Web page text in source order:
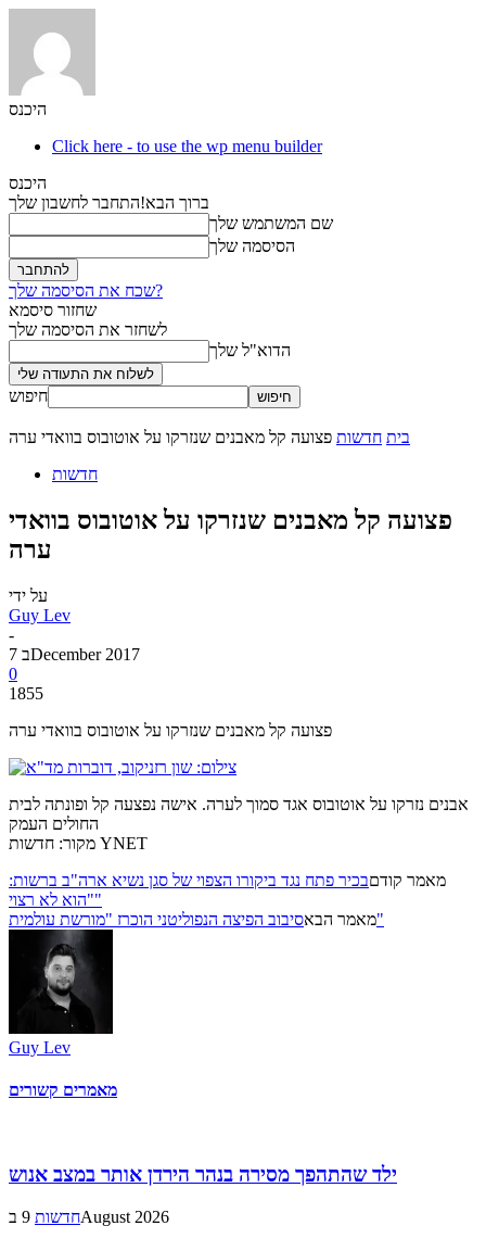
היכנס
Click here - to use the wp menu builder
היכנס
ברוך הבא!התחבר לחשבון שלך
שם המשתמש שלך
הסיסמה שלך
שכח את הסיסמה שלך?
שחזור סיסמא
לשחזר את הסיסמה שלך
הדוא"ל שלך
חיפוש
בית חדשות פצועה קל מאבנים שנזרקו על אוטובוס בוואדי ערה
חדשות
פצועה קל מאבנים שנזרקו על אוטובוס בוואדי
ערה
על ידי
Guy Lev
-
7 בDecember 2017
0
1855
פצועה קל מאבנים שנזרקו על אוטובוס בוואדי ערה
אבנים נזרקו על אוטובוס אגד סמוך לערה. אישה נפצעה קל ופונתה לבית
החולים העמק
מקור: חדשות YNET
מאמר קודםבכיר פתח נגד ביקורו הצפוי של סגן נשיא ארה"ב ברשות:
"הוא לא רצוי"
מאמר הבאסיבוב הפיצה הנפוליטני הוכרז "מורשת עולמית"
Guy Lev
מאמרים קשורים
ילד שהתהפך מסירה בנהר הירדן אותר במצב אנוש
חדשות9 בAugust 2026